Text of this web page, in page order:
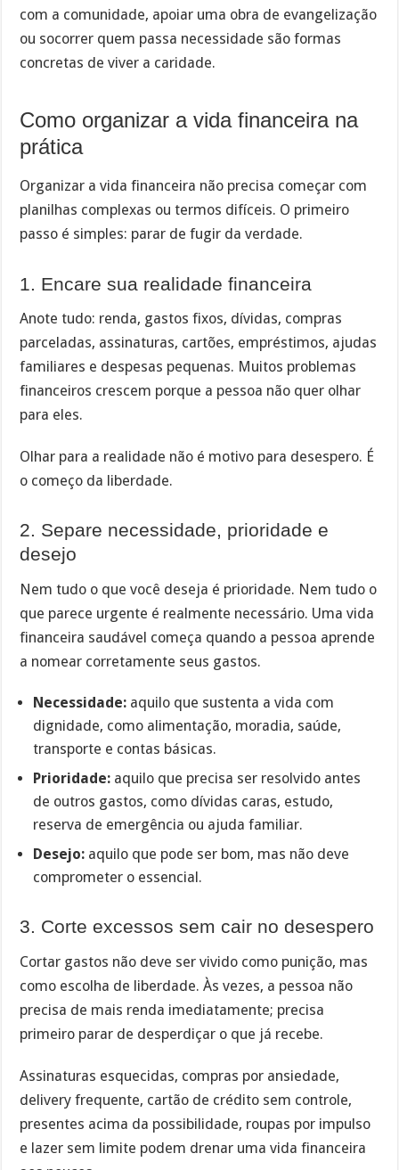
com a comunidade, apoiar uma obra de evangelização
ou socorrer quem passa necessidade são formas
concretas de viver a caridade.
Como organizar a vida financeira na
prática
Organizar a vida financeira não precisa começar com
planilhas complexas ou termos difíceis. O primeiro
passo é simples: parar de fugir da verdade.
1. Encare sua realidade financeira
Anote tudo: renda, gastos fixos, dívidas, compras
parceladas, assinaturas, cartões, empréstimos, ajudas
familiares e despesas pequenas. Muitos problemas
financeiros crescem porque a pessoa não quer olhar
para eles.
Olhar para a realidade não é motivo para desespero. É
o começo da liberdade.
2. Separe necessidade, prioridade e
desejo
Nem tudo o que você deseja é prioridade. Nem tudo o
que parece urgente é realmente necessário. Uma vida
financeira saudável começa quando a pessoa aprende
a nomear corretamente seus gastos.
Necessidade: aquilo que sustenta a vida com
dignidade, como alimentação, moradia, saúde,
transporte e contas básicas.
Prioridade: aquilo que precisa ser resolvido antes
de outros gastos, como dívidas caras, estudo,
reserva de emergência ou ajuda familiar.
Desejo: aquilo que pode ser bom, mas não deve
comprometer o essencial.
3. Corte excessos sem cair no desespero
Cortar gastos não deve ser vivido como punição, mas
como escolha de liberdade. Às vezes, a pessoa não
precisa de mais renda imediatamente; precisa
primeiro parar de desperdiçar o que já recebe.
Assinaturas esquecidas, compras por ansiedade,
delivery frequente, cartão de crédito sem controle,
presentes acima da possibilidade, roupas por impulso
e lazer sem limite podem drenar uma vida financeira